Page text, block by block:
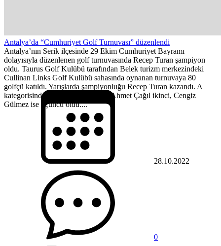
Antalya’da “Cumhuriyet Golf Turnuvası” düzenlendi
Antalya’nın Serik ilçesinde 29 Ekim Cumhuriyet Bayramı
dolayısıyla düzenlenen golf turnuvasında Recep Turan şampiyon
oldu. Taurus Golf Kulübü tarafından Belek turizm merkezindeki
Cullinan Links Golf Kulübü sahasında oynanan turnuvaya 80
golfçü katıldı. Yarışlarda şampiyonluğu Recep Turan kazandı. A
kategorisinde Şehmus Işık birinci, Ahmet Çağıl ikinci, Cengiz
Gülmez ise üçüncü oldu....
28.10.2022
0